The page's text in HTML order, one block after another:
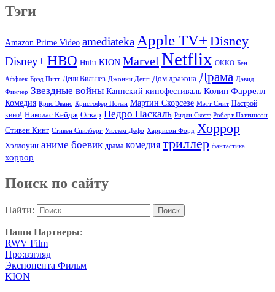
Тэги
Amazon Prime Video amediateka Apple TV+ Disney
Disney+ HBO Hulu KION Marvel Netflix OKKO Бен
Аффлек Брэд Питт Дени Вильнев Джонни Депп Дом дракона Драма Дэвид
Финчер Звездные войны Каннский кинофестиваль Колин Фаррелл
Комедия Крис Эванс Кристофер Нолан Мартин Скорсезе Мэтт Смит Настрой
кино! Николас Кейдж Оскар Педро Паскаль Ридли Скотт Роберт Паттинсон
Стивен Кинг Стивен Спилберг Уиллем Дефо Харрисон Форд Хоррор
Хэллоуин аниме боевик драма комедия триллер фантастика
хоррор
Поиск по сайту
Найти:
Наши Партнеры:
RWV Film
Про:взгляд
Экспонента Фильм
KION